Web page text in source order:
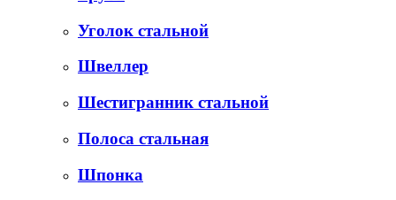
Уголок стальной
Швеллер
Шестигранник стальной
Полоса стальная
Шпонка